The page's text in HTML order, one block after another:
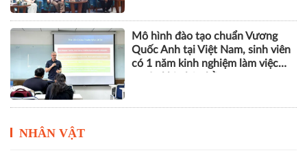
Mô hình đào tạo chuẩn Vương
Quốc Anh tại Việt Nam, sinh viên
có 1 năm kinh nghiệm làm việc
NHÂN VẬT